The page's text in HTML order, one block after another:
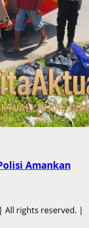
Amankan
All rights reserved. |